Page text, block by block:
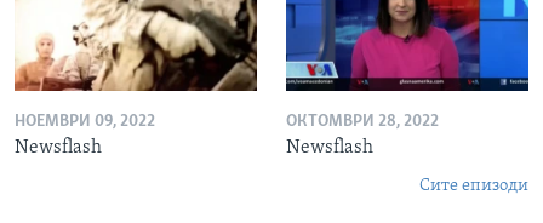
НОЕМВРИ 09, 2022
Newsflash
ОКТОМВРИ 28, 2022
Newsflash
Сите епизоди